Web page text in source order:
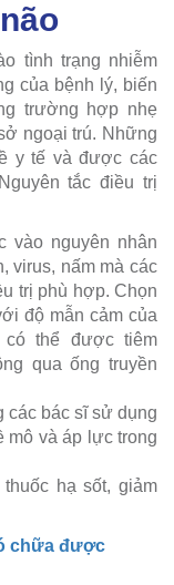
tình trạng nhiễm
của bệnh lý, biến
trường hợp nhẹ
ngoại trú. Những
y tế và được các
tắc điều trị
vào nguyên nhân
virus, nấm mà các
trị phù hợp. Chọn
độ mẫn cảm của
có thể được tiêm
qua ống truyền
các bác sĩ sử dụng
mô và áp lực trong
hạ sốt, giảm
chữa được